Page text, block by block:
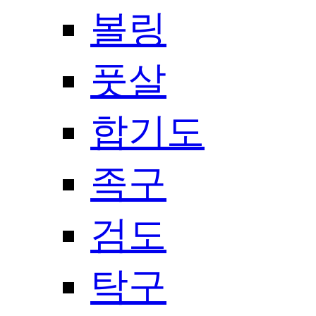
볼링
풋살
합기도
족구
검도
탁구